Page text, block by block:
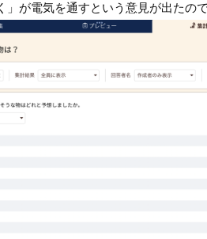
」が電気を通すという意見が出た